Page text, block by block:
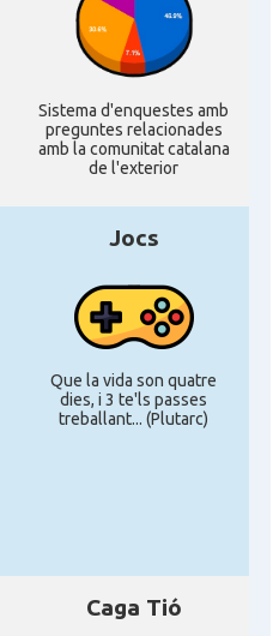
Sistema d'enquestes amb
preguntes relacionades
amb la comunitat catalana
de l'exterior
Jocs
Que la vida son quatre
dies, i 3 te'ls passes
treballant... (Plutarc)
Caga Tió